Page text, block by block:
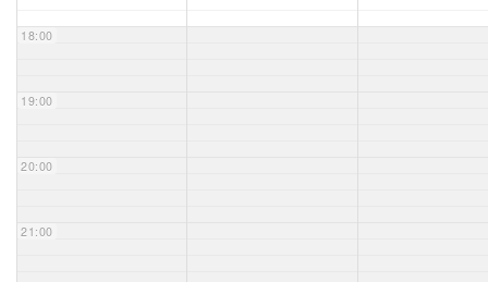
18:00
19:00
20:00
21:00